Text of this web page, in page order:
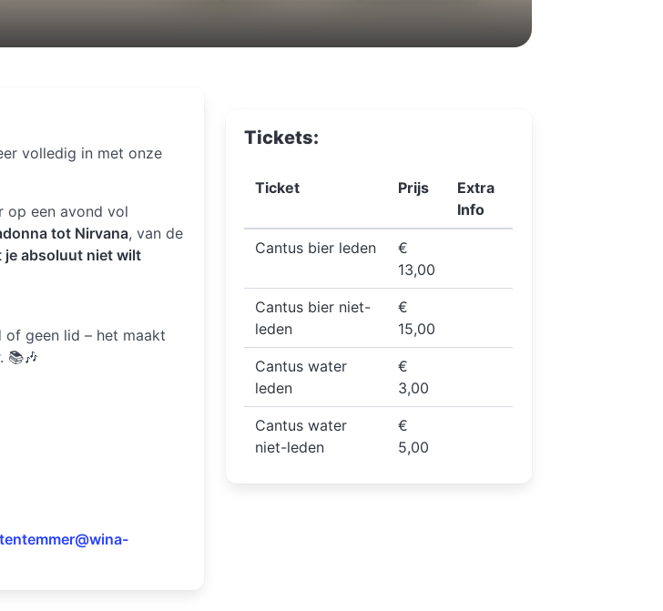
volledig in met onze
op een avond vol
tot Nirvana, van de
je absoluut niet wilt
geen lid – het maakt
. 📚🎶
Tickets:
Ticket Prijs
Extra
Info
Cantus bier leden
€
13,00
Cantus bier niet-
leden
€
15,00
Cantus water
leden
€
3,00
Cantus water
niet-leden
€
5,00